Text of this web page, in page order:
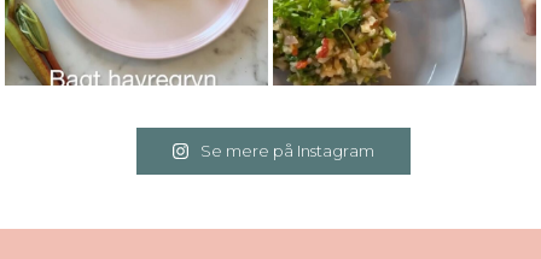
Se mere på Instagram